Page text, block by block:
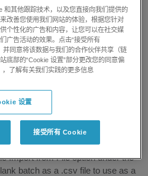
Not for use in
into the Batch Workspace in
Import from File option under the
batch as a .csv file to use as a
和其他跟踪技术，以及您直接向我们提供的
改善您使用我们网站的体验，根据您针对
个性化的广告和内容，让您可以在社交媒
广告活动的效果。点击“接受所有
并同意将该数据与我们的合作伙伴共享（链
底部的“Cookie 设置”部分更改您的同意偏
了解有关我们实践的更多信息
设置
接受所有 Cookie